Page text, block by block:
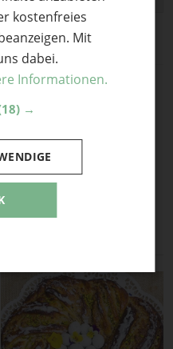
oder der Erste und teile
DIY-Ideen
kostenfreies
Mit
dabei.
Informationen.
→